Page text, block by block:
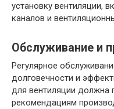
установку вентиляции,
каналов и
Обслуживание и
Регулярное
долговечности и
для вентиляции должна
рекомендациям